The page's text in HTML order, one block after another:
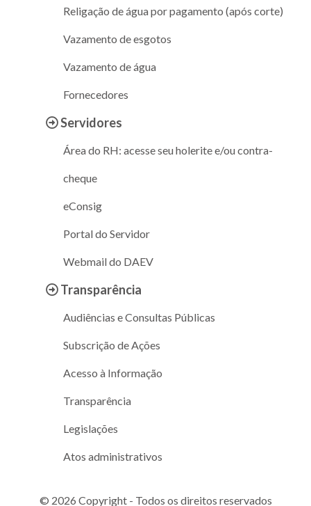
Religação de água por pagamento (após corte)
Vazamento de esgotos
Vazamento de água
Fornecedores
Servidores
Área do RH: acesse seu holerite e/ou contra-
cheque
eConsig
Portal do Servidor
Webmail do DAEV
Transparência
Audiências e Consultas Públicas
Subscrição de Ações
Acesso à Informação
Transparência
Legislações
Atos administrativos
© 2026 Copyright - Todos os direitos reservados